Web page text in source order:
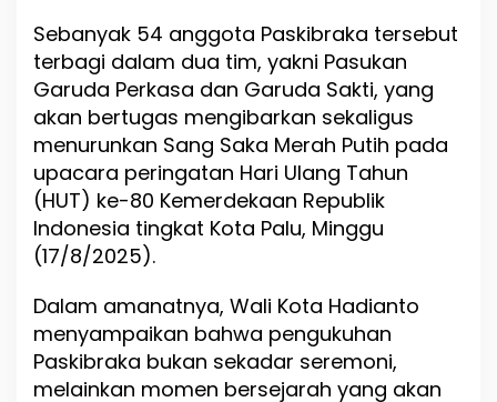
g
g
o
t
a
P
a
s
k
i
a
k
a
J
e
Sebanyak 54 anggota Paskibraka tersebut
terbagi dalam dua tim, yakni Pasukan
Garuda Perkasa dan Garuda Sakti, yang
akan bertugas mengibarkan sekaligus
menurunkan Sang Saka Merah Putih pada
upacara peringatan Hari Ulang Tahun
(HUT) ke-80 Kemerdekaan Republik
Indonesia tingkat Kota Palu, Minggu
(17/8/2025).
Dalam amanatnya, Wali Kota Hadianto
menyampaikan bahwa pengukuhan
Paskibraka bukan sekadar seremoni,
melainkan momen bersejarah yang akan